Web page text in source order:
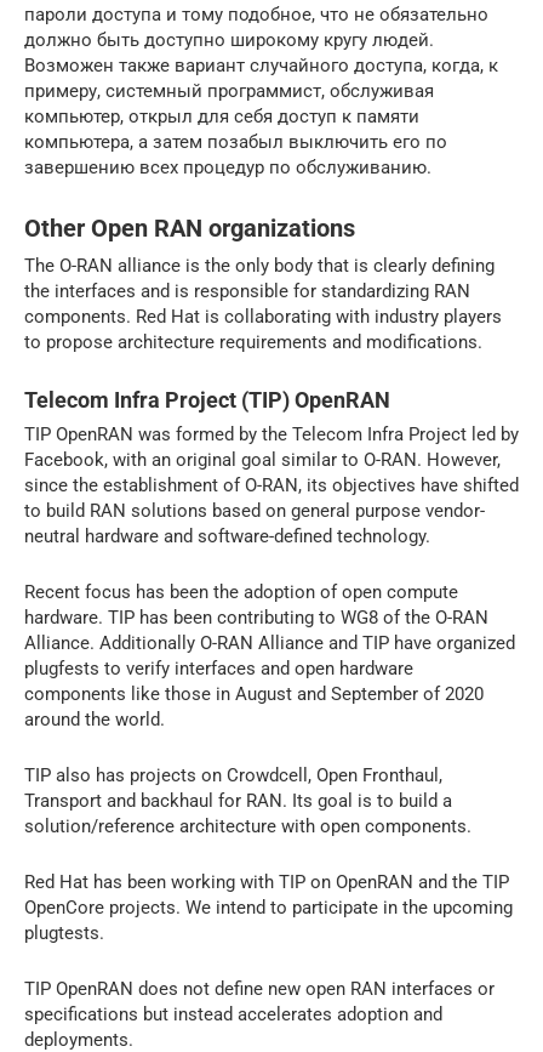
пароли доступа и тому подобное, что не обязательно
должно быть доступно широкому кругу людей.
Возможен также вариант случайного доступа, когда, к
примеру, системный программист, обслуживая
компьютер, открыл для себя доступ к памяти
компьютера, а затем позабыл выключить его по
завершению всех процедур по обслуживанию.
Other Open RAN organizations
The O-RAN alliance is the only body that is clearly defining
the interfaces and is responsible for standardizing RAN
components. Red Hat is collaborating with industry players
to propose architecture requirements and modifications.
Telecom Infra Project (TIP) OpenRAN
TIP OpenRAN was formed by the Telecom Infra Project led by
Facebook, with an original goal similar to O-RAN. However,
since the establishment of O-RAN, its objectives have shifted
to build RAN solutions based on general purpose vendor-
neutral hardware and software-defined technology.
Recent focus has been the adoption of open compute
hardware. TIP has been contributing to WG8 of the O-RAN
Alliance. Additionally O-RAN Alliance and TIP have organized
plugfests to verify interfaces and open hardware
components like those in August and September of 2020
around the world.
TIP also has projects on Crowdcell, Open Fronthaul,
Transport and backhaul for RAN. Its goal is to build a
solution/reference architecture with open components.
Red Hat has been working with TIP on OpenRAN and the TIP
OpenCore projects. We intend to participate in the upcoming
plugtests.
TIP OpenRAN does not define new open RAN interfaces or
specifications but instead accelerates adoption and
deployments.